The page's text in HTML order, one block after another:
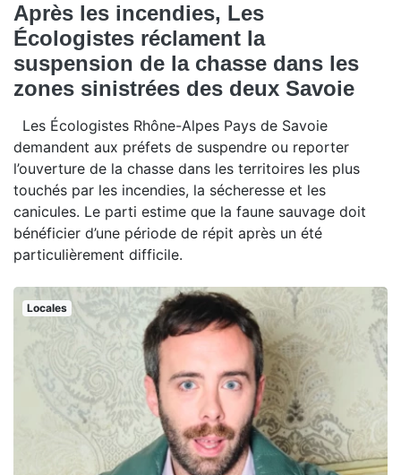
Après les incendies, Les
Écologistes réclament la
suspension de la chasse dans les
zones sinistrées des deux Savoie
Les Écologistes Rhône-Alpes Pays de Savoie
demandent aux préfets de suspendre ou reporter
l’ouverture de la chasse dans les territoires les plus
touchés par les incendies, la sécheresse et les
canicules. Le parti estime que la faune sauvage doit
bénéficier d’une période de répit après un été
particulièrement difficile.
Locales